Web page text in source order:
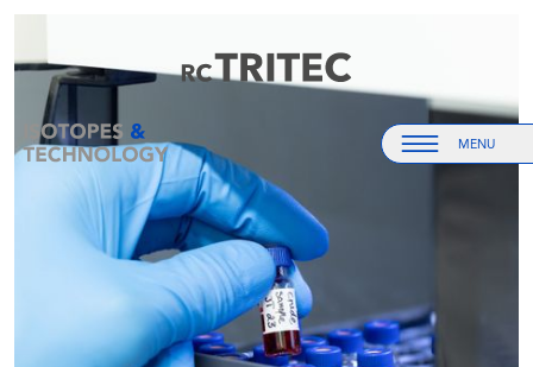
Accueil
Accueil
Menu
MENU